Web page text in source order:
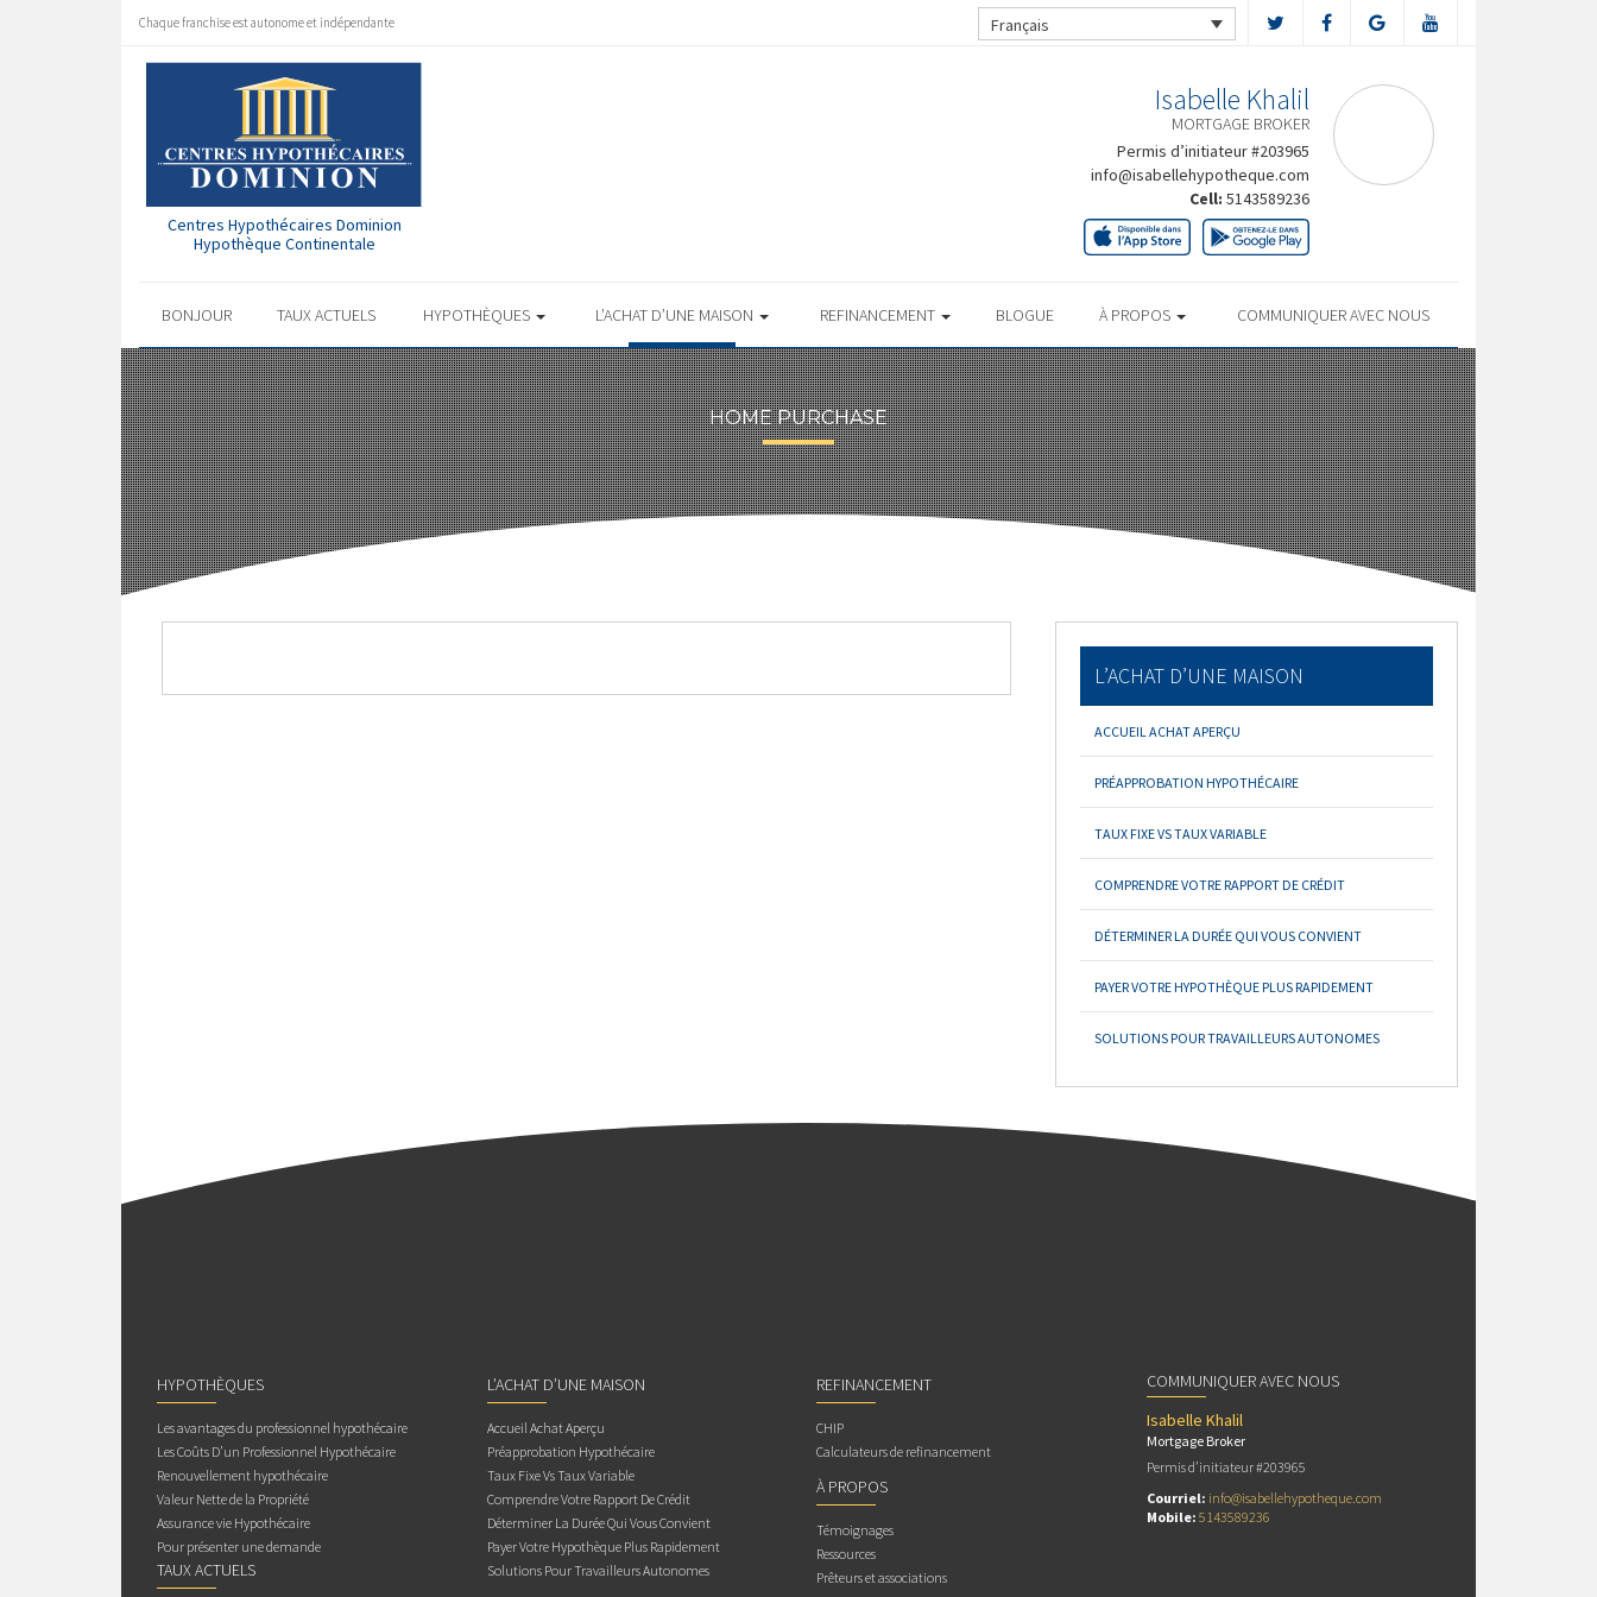
Chaque franchise est autonome et indépendante Français
Centres Hypothécaires Dominion
Hypothèque Continentale
Isabelle Khalil
MORTGAGE BROKER
Permis d’initiateur #203965
info@isabellehypotheque.com
Cell: 5143589236
BONJOUR TAUX ACTUELS HYPOTHÈQUES L’ACHAT D’UNE MAISON REFINANCEMENT BLOGUE À PROPOS COMMUNIQUER AVEC NOUS
HOME PURCHASE
L’ACHAT D’UNE MAISON
ACCUEIL ACHAT APERÇU
PRÉAPPROBATION HYPOTHÉCAIRE
TAUX FIXE VS TAUX VARIABLE
COMPRENDRE VOTRE RAPPORT DE CRÉDIT
DÉTERMINER LA DURÉE QUI VOUS CONVIENT
PAYER VOTRE HYPOTHÈQUE PLUS RAPIDEMENT
SOLUTIONS POUR TRAVAILLEURS AUTONOMES
HYPOTHÈQUES
Les avantages du professionnel hypothécaire
Les Coûts D’un Professionnel Hypothécaire
Renouvellement hypothécaire
Valeur Nette de la Propriété
Assurance vie Hypothécaire
Pour présenter une demande
TAUX ACTUELS
L’ACHAT D’UNE MAISON
Accueil Achat Aperçu
Préapprobation Hypothécaire
Taux Fixe Vs Taux Variable
Comprendre Votre Rapport De Crédit
Déterminer La Durée Qui Vous Convient
Payer Votre Hypothèque Plus Rapidement
Solutions Pour Travailleurs Autonomes
REFINANCEMENT
CHIP
Calculateurs de refinancement
À PROPOS
Témoignages
Ressources
Prêteurs et associations
COMMUNIQUER AVEC NOUS
Isabelle Khalil
Mortgage Broker
Permis d’initiateur #203965
Courriel: info@isabellehypotheque.com
Mobile: 5143589236